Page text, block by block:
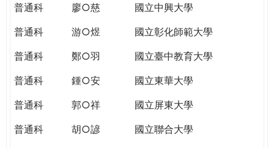
WAGOR
TODAY
THE
WORLD
PUTTING
普通科
廖○慈
國立中興大學
普通科
游○煜
國立彰化師範大學
普通科
鄭○羽
國立臺中教育大學
普通科
鍾○安
國立東華大學
普通科
郭○祥
國立屏東大學
普通科
胡○諺
國立聯合大學